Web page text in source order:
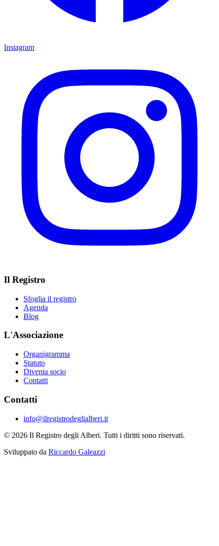
Instagram
Il Registro
Sfoglia il registro
Agenda
Blog
L'Associazione
Organigramma
Statuto
Diventa socio
Contatti
Contatti
info@ilregistrodeglialberi.it
© 2026 Il Registro degli Alberi. Tutti i diritti sono riservati.
Sviluppato da Riccardo Galeazzi